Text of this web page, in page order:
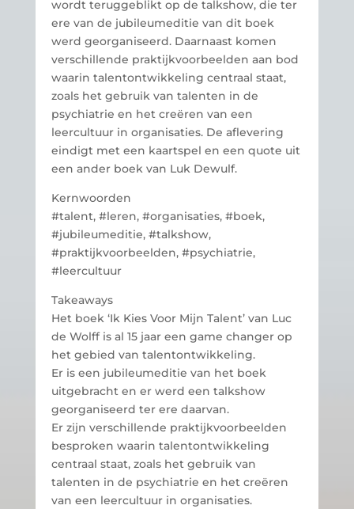
wordt teruggeblikt op de talkshow, die ter
ere van de jubileumeditie van dit boek
werd georganiseerd. Daarnaast komen
verschillende praktijkvoorbeelden aan bod
waarin talentontwikkeling centraal staat,
zoals het gebruik van talenten in de
psychiatrie en het creëren van een
leercultuur in organisaties. De aflevering
eindigt met een kaartspel en een quote uit
een ander boek van Luk Dewulf.
Kernwoorden
#talent, #leren, #organisaties, #boek,
#jubileumeditie, #talkshow,
#praktijkvoorbeelden, #psychiatrie,
#leercultuur
Takeaways
Het boek ‘Ik Kies Voor Mijn Talent’ van Luc
de Wolff is al 15 jaar een game changer op
het gebied van talentontwikkeling.
Er is een jubileumeditie van het boek
uitgebracht en er werd een talkshow
georganiseerd ter ere daarvan.
Er zijn verschillende praktijkvoorbeelden
besproken waarin talentontwikkeling
centraal staat, zoals het gebruik van
talenten in de psychiatrie en het creëren
van een leercultuur in organisaties.